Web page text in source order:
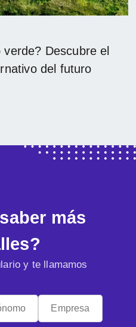
Descubre el
del futuro
más
y te llamamos
Empresa